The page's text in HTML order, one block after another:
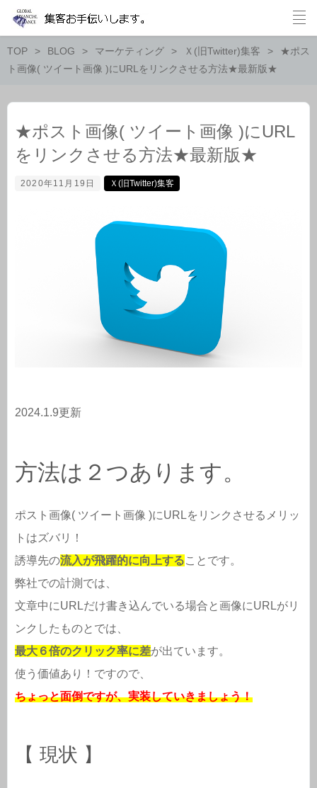
TOP BLOG マーケティング Ｘ(旧Twitter)集客
★ポス
ト画像( ツイート画像 )にURLをリンクさせる方法★最新版★
★ポスト画像( ツイート画像 )にURL
をリンクさせる方法★最新版★
2020年11月19日 Ｘ(旧Twitter)集客
2024.1.9更新
方法は２つあります。
ポスト画像( ツイート画像 )にURLをリンクさせるメリッ
トはズバリ！
誘導先の流入が飛躍的に向上することです。
弊社での計測では、
文章中にURLだけ書き込んでいる場合と画像にURLがリ
ンクしたものとでは、
最大６倍のクリック率に差が出ています。
使う価値あり！ですので、
ちょっと面倒ですが、実装していきましょう！
【 現状 】